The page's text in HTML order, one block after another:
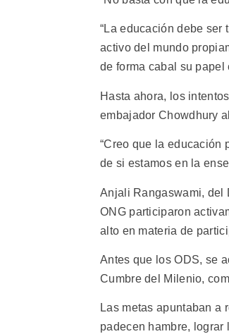
“La educación debe ser
activo del mundo
de forma cabal su
Hasta ahora, los
embajador Chowdhury
“Creo que la educación
de si estamos en la
Anjali Rangaswami, del
ONG participaron
alto en materia de
Antes que los ODS, se
Cumbre del Milenio,
Las metas apuntaban a
padecen hambre,